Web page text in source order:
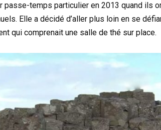
passe-temps particulier en 2013 quand ils
Elle a décidé d’aller plus loin en se
qui comprenait une salle de thé sur place.